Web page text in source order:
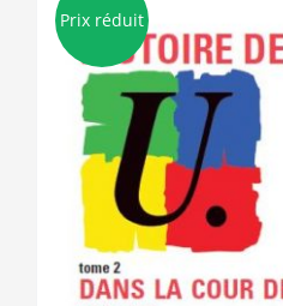
Prix réduit